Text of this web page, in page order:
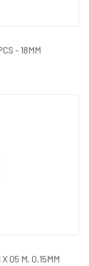
- 18MM
05 M. 0.15MM